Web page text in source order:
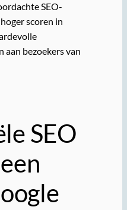
SEO-
scoren in
aan bezoekers van
SEO